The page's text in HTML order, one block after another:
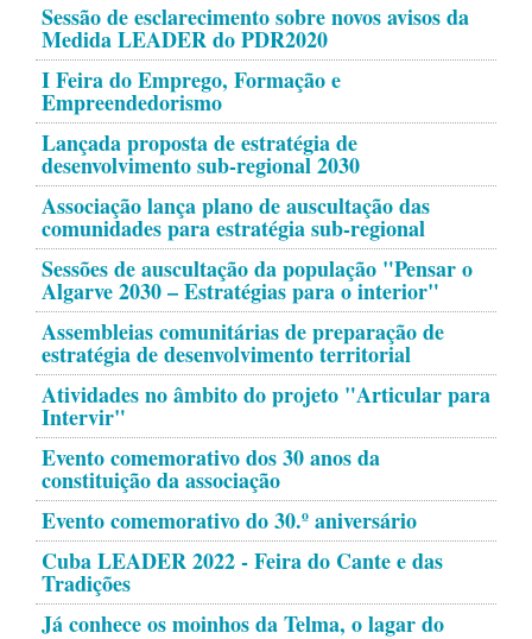
Sessão de esclarecimento sobre novos avisos da
Medida LEADER do PDR2020
I Feira do Emprego, Formação e
Empreendedorismo
Lançada proposta de estratégia de
desenvolvimento sub-regional 2030
Associação lança plano de auscultação das
comunidades para estratégia sub-regional
Sessões de auscultação da população "Pensar o
Algarve 2030 – Estratégias para o interior"
Assembleias comunitárias de preparação de
estratégia de desenvolvimento territorial
Atividades no âmbito do projeto "Articular para
Intervir"
Evento comemorativo dos 30 anos da
constituição da associação
Evento comemorativo do 30.º aniversário
Cuba LEADER 2022 - Feira do Cante e das
Tradições
Já conhece os moinhos da Telma, o lagar do